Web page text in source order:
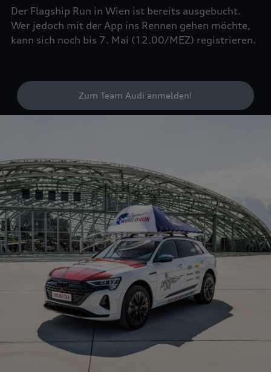
Der Flagship Run in Wien ist bereits ausgebucht.
Wer jedoch mit der App ins Rennen gehen möchte,
kann sich noch bis 7. Mai (12.00/MEZ) registrieren.
Zum Team Audi anmelden!